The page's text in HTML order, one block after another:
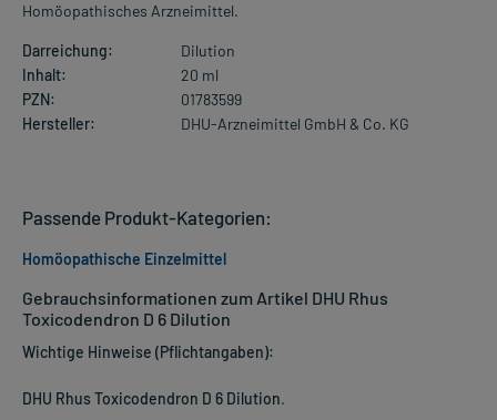
Homöopathisches Arzneimittel.
Darreichung:
Dilution
Inhalt:
20 ml
PZN:
01783599
Hersteller:
DHU-Arzneimittel GmbH & Co. KG
Gebrauchsinformationen zum Artikel DHU Rhus
Toxicodendron D 6 Dilution
Wichtige Hinweise (Pflichtangaben):
DHU Rhus Toxicodendron D 6 Dilution.
Passende Produkt-Kategorien:
Homöopathische Einzelmittel